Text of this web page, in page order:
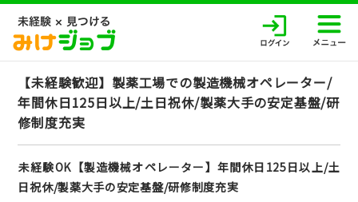
【未経験歓迎】製薬工場での製造機械オペレーター/
年間休日125日以上/土日祝休/製薬大手の安定基盤/研
修制度充実
未経験OK【製造機械オペレーター】年間休日125日以上/土
日祝休/製薬大手の安定基盤/研修制度充実